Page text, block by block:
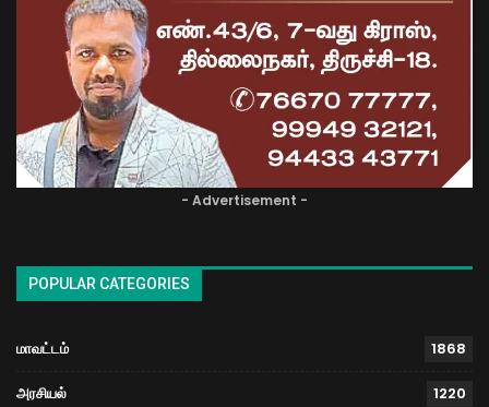
- Advertisement -
POPULAR CATEGORIES
மாவட்டம் 1868
அரசியல் 1220